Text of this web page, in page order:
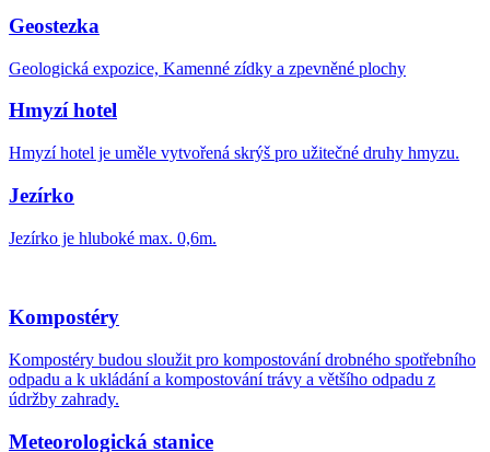
Geostezka
Geologická expozice, Kamenné zídky a zpevněné plochy
Hmyzí hotel
Hmyzí hotel je uměle vytvořená skrýš pro užitečné druhy hmyzu.
Jezírko
Jezírko je hluboké max. 0,6m.
Kompostéry
Kompostéry budou sloužit pro kompostování drobného spotřebního
odpadu a k ukládání a kompostování trávy a většího odpadu z
údržby zahrady.
Meteorologická stanice